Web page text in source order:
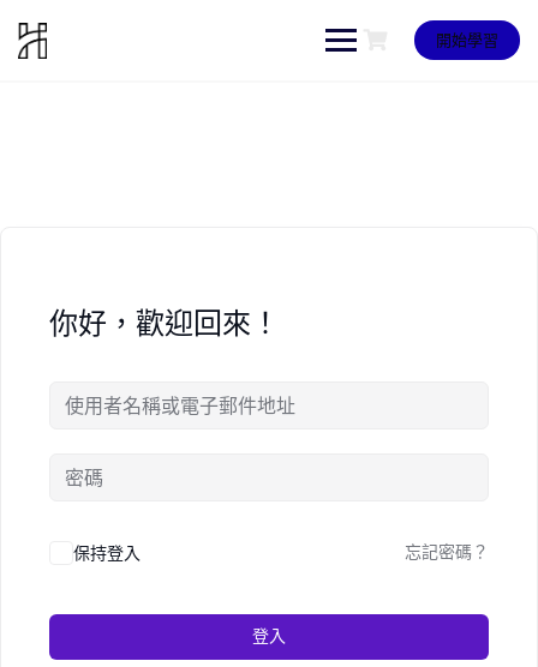
content
開始學習
你好，歡迎回來！
保持登入 忘記密碼？
登入